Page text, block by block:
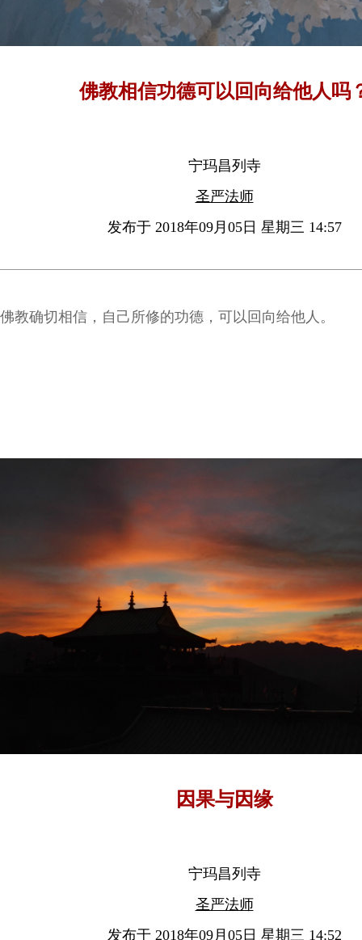
佛教相信功德可以回向给他人吗
宁玛昌列寺
圣严法师
发布于 2018年09月05日 星期三 14:57
佛教确切相信，自己所修的功德，可以回向给他人。
因果与因缘
宁玛昌列寺
圣严法师
发布于 2018年09月05日 星期三 14:52